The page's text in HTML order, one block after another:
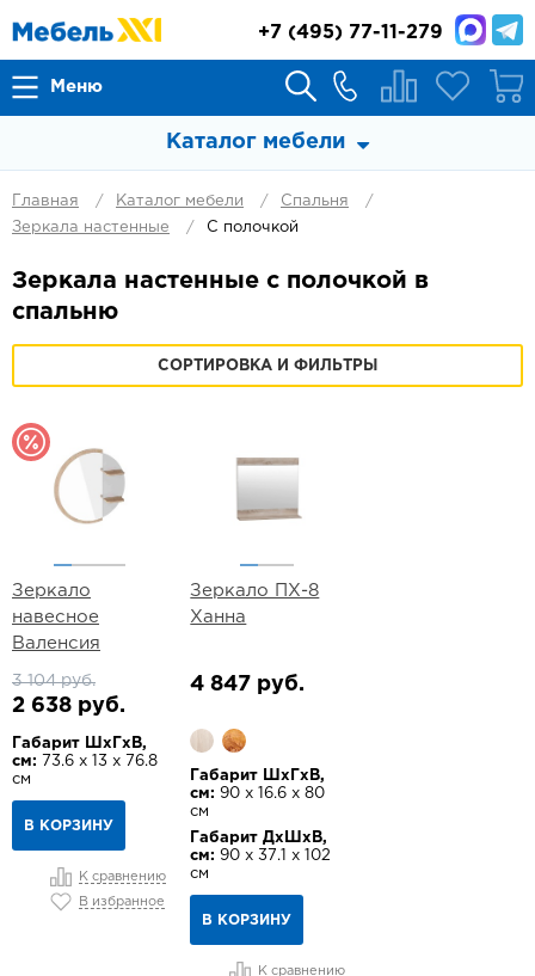
Меню
+7 (495) 77-11-279
Каталог мебели
Главная Каталог мебели
Спальня
Зеркала настенные
С полочкой
Зеркала настенные с полочкой в
спальню
СОРТИРОВКА И ФИЛЬТРЫ
Зеркало
навесное
Валенсия
3 104 руб.
2 638 руб.
Габарит ШхГхВ,
см: 73.6 х 13 х 76.8
см
В КОРЗИНУ
К сравнению
В избранное
Зеркало ПХ-8
Ханна
4 847 руб.
Габарит ШхГхВ,
см: 90 х 16.6 х 80
см
Габарит ДхШхВ,
см: 90 х 37.1 х 102
см
В КОРЗИНУ
К сравнению